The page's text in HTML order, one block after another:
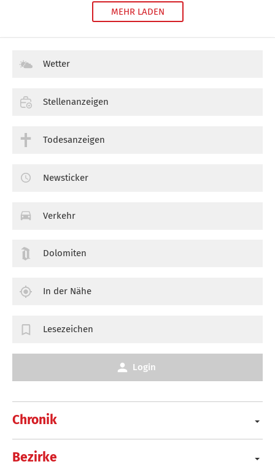
MEHR LADEN
Chronik
Bezirke
Wetter
Stellenanzeigen
Todesanzeigen
Newsticker
Verkehr
Dolomiten
In der Nähe
Lesezeichen
Login